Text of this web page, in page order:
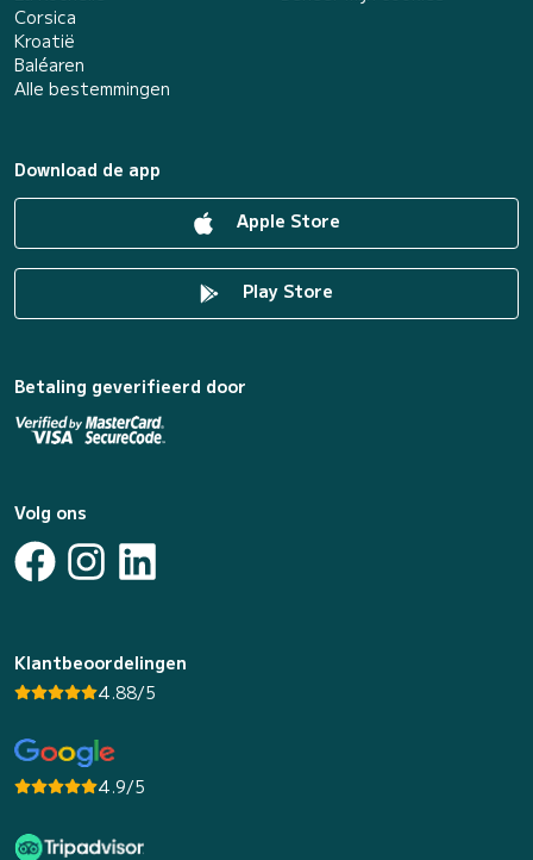
Corsica
Kroatië
Baléaren
Alle bestemmingen
Download de app
Apple Store
Play Store
Betaling geverifieerd door
Volg ons
Klantbeoordelingen
4.88/5
4.9/5